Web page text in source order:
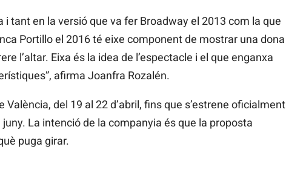
tant en la versió que va fer Broadway el 2013 com la que
Portillo el 2016 té eixe component de mostrar una dona
l’altar. Eixa és la idea de l’espectacle i el que enganxa
afirma Joanfra Rozalén.
del 19 al 22 d’abril, fins que s’estrene oficialment
La intenció de la companyia és que la proposta
puga girar.